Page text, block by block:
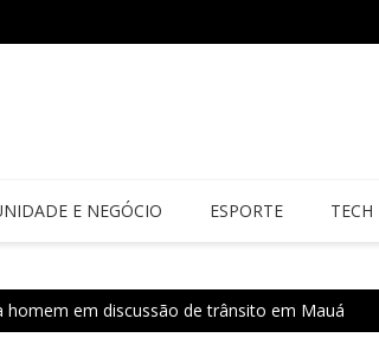
E NEGÓCIO ESPORTE TECH
homem em discussão de trânsito em Mauá